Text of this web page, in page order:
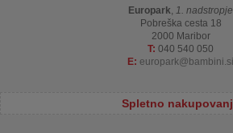
Europark, 1. nadstropje
Pobreška cesta 18
2000 Maribor
T: 040 540 050
E: europark bambini.si
Spletno